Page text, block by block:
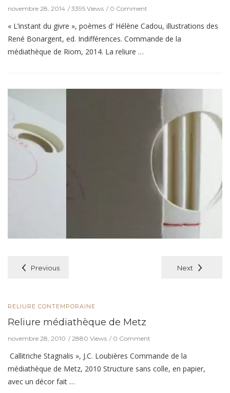
novembre 28, 2014 3395 Views 0 Comment
« L’instant du givre », poèmes d’ Hélène Cadou, illustrations des
René Bonargent, ed. Indifférences. Commande de la
médiathèque de Riom, 2014. La reliure …
Previous Next
RELIURE CONTEMPORAINE
Reliure médiathèque de Metz
novembre 28, 2010 2880 Views 0 Comment
Callitriche Stagnalis », J.C. Loubières Commande de la
médiathèque de Metz, 2010 Structure sans colle, en papier,
avec un décor fait …